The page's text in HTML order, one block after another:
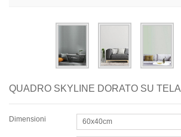
QUADRO SKYLINE DORATO SU TELA
Dimensioni 60x40cm